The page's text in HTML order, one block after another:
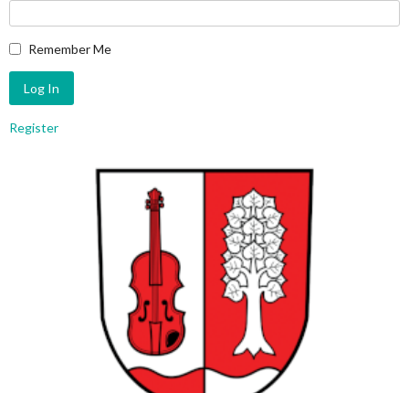
Remember Me
Register